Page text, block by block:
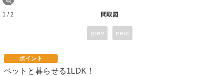
間取図
1 / 2
prev next
ポイント
ペットと暮らせる1LDK！